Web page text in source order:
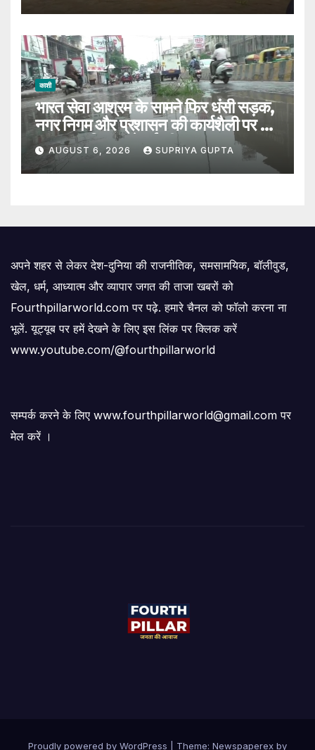
काशी
भारत सेवा आश्रम के सामने फिर धंसी सड़क,
नगर निगम और प्रशासन की कार्यशैली पर उठे
सवाल, 7 दिन पहले हुई थी मरम्मत
AUGUST 6, 2026 SUPRIYA GUPTA
अपने शहर से लेकर देश-दुनिया की राजनीतिक, समसामयिक, बॉलीवुड,
खेल, धर्म, आध्यात्म और व्यापार जगत की ताजा खबरों को
Fourthpillarworld.com पर पढ़े. हमारे चैनल को फॉलो करना ना
भूलें. यूट्यूब पर हमें देखने के लिए इस लिंक पर क्लिक करें
www.youtube.com/@fourthpillarworld
सम्पर्क करने के लिए www.fourthpillarworld@gmail.com पर
मेल करें ।
Proudly powered by WordPress Theme: Newspaperex by